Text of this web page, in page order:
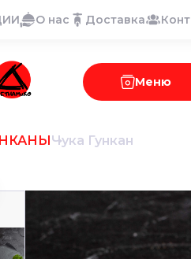
О нас Доставка
Меню
Чука Гункан